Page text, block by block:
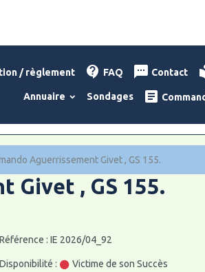
/ règlement FAQ Contact
Annuaire Sondages
Aguerrissement Givet , GS 155.
Givet , GS 155.
Référence : IE 2026/04_92
Disponibilité : Victime de son Succès